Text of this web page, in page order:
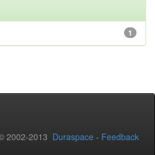
1
2002-2013 Duraspace - Feedback